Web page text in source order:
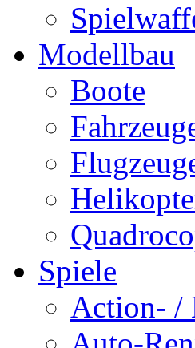
Modellbau
Boote
Spiele
Action- /